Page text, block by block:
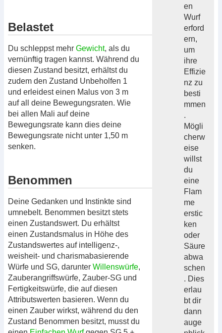
en
Wurf
erford
ern,
um
ihre
Effizie
nz zu
besti
mmen
.
Mögli
cherw
eise
willst
du
eine
Flam
me
erstic
ken
oder
Säure
abwa
schen
. Dies
erlau
bt dir
dann
auge
Belastet
Du schleppst mehr Gewicht, als du
vernünftig tragen kannst. Während du
diesen Zustand besitzt, erhältst du
zudem den Zustand Unbeholfen 1
und erleidest einen Malus von 3 m
auf all deine Bewegungsraten. Wie
bei allen Mali auf deine
Bewegungsrate kann dies deine
Bewegungsrate nicht unter 1,50 m
senken.
Benommen
Deine Gedanken und Instinkte sind
umnebelt. Benommen besitzt stets
einen Zustandswert. Du erhältst
einen Zustandsmalus in Höhe des
Zustandswertes auf intelligenz-,
weisheit- und charismabasierende
Würfe und SG, darunter Willenswürfe,
Zauberangriffswürfe, Zauber-SG und
Fertigkeitswürfe, die auf diesen
Attributswerten basieren. Wenn du
einen Zauber wirkst, während du den
Zustand Benommen besitzt, musst du